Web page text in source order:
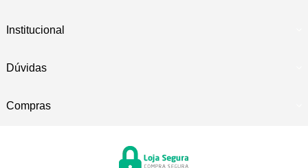
Institucional
Dúvidas
Compras